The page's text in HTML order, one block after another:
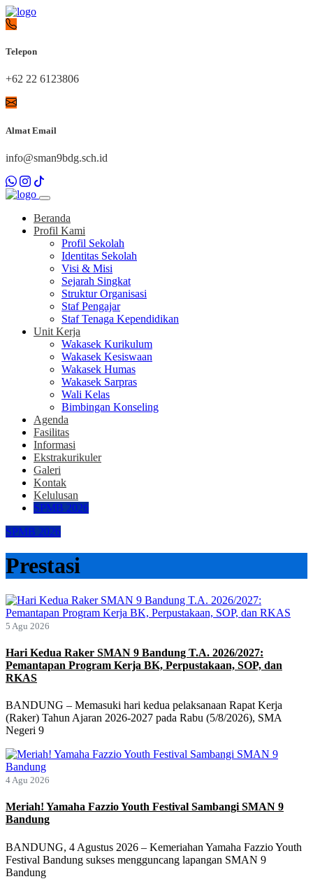
Telepon
+62 22 6123806
Almat Email
info@sman9bdg.sch.id
Beranda
Profil Kami
Profil Sekolah
Identitas Sekolah
Visi & Misi
Sejarah Singkat
Struktur Organisasi
Staf Pengajar
Staf Tenaga Kependidikan
Unit Kerja
Wakasek Kurikulum
Wakasek Kesiswaan
Wakasek Humas
Wakasek Sarpras
Wali Kelas
Bimbingan Konseling
Agenda
Fasilitas
Informasi
Ekstrakurikuler
Galeri
Kontak
Kelulusan
SPMB 2026
SPMB 2026
Prestasi
5 Agu 2026
Hari Kedua Raker SMAN 9 Bandung T.A. 2026/2027:
Pemantapan Program Kerja BK, Perpustakaan, SOP, dan
RKAS
BANDUNG – Memasuki hari kedua pelaksanaan Rapat Kerja
(Raker) Tahun Ajaran 2026-2027 pada Rabu (5/8/2026), SMA
Negeri 9
4 Agu 2026
Meriah! Yamaha Fazzio Youth Festival Sambangi SMAN 9
Bandung
BANDUNG, 4 Agustus 2026 – Kemeriahan Yamaha Fazzio Youth
Festival Bandung sukses mengguncang lapangan SMAN 9
Bandung